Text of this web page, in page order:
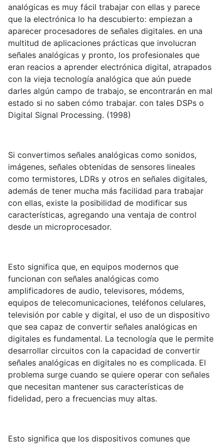
analógicas es muy fácil trabajar con ellas y parece
que la electrónica lo ha descubierto: empiezan a
aparecer procesadores de señales digitales. en una
multitud de aplicaciones prácticas que involucran
señales analógicas y pronto, los profesionales que
eran reacios a aprender electrónica digital, atrapados
con la vieja tecnología analógica que aún puede
darles algún campo de trabajo, se encontrarán en mal
estado si no saben cómo trabajar. con tales DSPs o
Digital Signal Processing. (1998)
Si convertimos señales analógicas como sonidos,
imágenes, señales obtenidas de sensores lineales
como termistores, LDRs y otros en señales digitales,
además de tener mucha más facilidad para trabajar
con ellas, existe la posibilidad de modificar sus
características, agregando una ventaja de control
desde un microprocesador.
Esto significa que, en equipos modernos que
funcionan con señales analógicas como
amplificadores de audio, televisores, módems,
equipos de telecomunicaciones, teléfonos celulares,
televisión por cable y digital, el uso de un dispositivo
que sea capaz de convertir señales analógicas en
digitales es fundamental. La tecnología que le permite
desarrollar circuitos con la capacidad de convertir
señales analógicas en digitales no es complicada. El
problema surge cuando se quiere operar con señales
que necesitan mantener sus características de
fidelidad, pero a frecuencias muy altas.
Esto significa que los dispositivos comunes que